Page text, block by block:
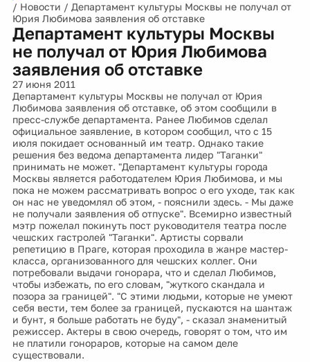
/ Новости / Департамент культуры Москвы не получал от
Юрия Любимова заявления об отставке
Департамент культуры Москвы
не получал от Юрия Любимова
заявления об отставке
27 июня 2011
Департамент культуры Москвы не получал от Юрия
Любимова заявления об отставке, об этом сообщили в
пресс-службе департамента. Ранее Любимов сделал
официальное заявление, в котором сообщил, что с 15
июля покидает основанный им театр. Однако такие
решения без ведома департамента лидер "Таганки"
принимать не может. "Департамент культуры города
Москвы является работодателем Юрия Любимова, и мы
пока не можем рассматривать вопрос о его уходе, так как
он нас не уведомлял об этом, - пояснили здесь. - Мы даже
не получали заявления об отпуске". Всемирно известный
мэтр пожелал покинуть пост руководителя театра после
чешских гастролей "Таганки". Артисты сорвали
репетицию в Праге, которая проходила в жанре мастер-
класса, организованного для чешских коллег. Они
потребовали выдачи гонорара, что и сделал Любимов,
чтобы избежать, по его словам, "жуткого скандала и
позора за границей". "С этими людьми, которые не умеют
себя вести, тем более за границей, пускаются на шантаж
и бунт, я больше работать не буду", - сказал знаменитый
режиссер. Актеры в свою очередь, говорят о том, что им
не платили гонораров, которые на самом деле
существовали.